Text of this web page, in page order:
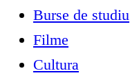
Burse de studiu
Filme
Cultura